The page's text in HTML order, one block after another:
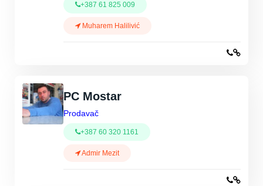
+387 61 825 009
Muharem Halilivić
PC Mostar
Prodavač
+387 60 320 1161
Admir Mezit